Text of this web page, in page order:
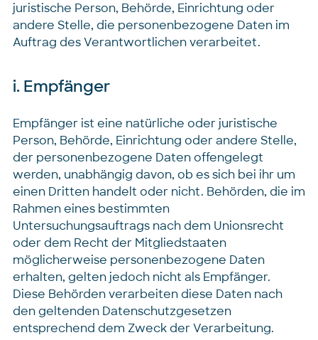
juristische Person, Behörde, Einrichtung oder
andere Stelle, die personenbezogene Daten im
Auftrag des Verantwortlichen verarbeitet.
i. Empfänger
Empfänger ist eine natürliche oder juristische
Person, Behörde, Einrichtung oder andere Stelle,
der personenbezogene Daten offengelegt
werden, unabhängig davon, ob es sich bei ihr um
einen Dritten handelt oder nicht. Behörden, die im
Rahmen eines bestimmten
Untersuchungsauftrags nach dem Unionsrecht
oder dem Recht der Mitgliedstaaten
möglicherweise personenbezogene Daten
erhalten, gelten jedoch nicht als Empfänger.
Diese Behörden verarbeiten diese Daten nach
den geltenden Datenschutzgesetzen
entsprechend dem Zweck der Verarbeitung.